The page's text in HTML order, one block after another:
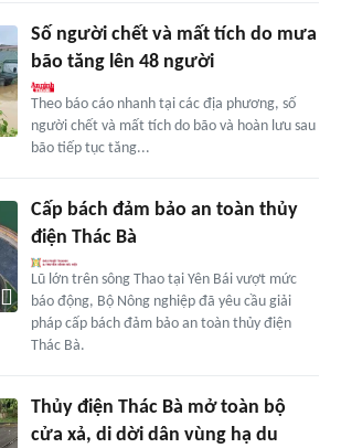
Số người chết và mất tích do mưa
bão tăng lên 48 người
Theo báo cáo nhanh tại các địa phương, số
người chết và mất tích do bão và hoàn lưu sau
bão tiếp tục tăng...
Cấp bách đảm bảo an toàn thủy
điện Thác Bà
Lũ lớn trên sông Thao tại Yên Bái vượt mức
báo động, Bộ Nông nghiệp đã yêu cầu giải
pháp cấp bách đảm bảo an toàn thủy điện
Thác Bà.
Thủy điện Thác Bà mở toàn bộ
cửa xả, di dời dân vùng hạ du